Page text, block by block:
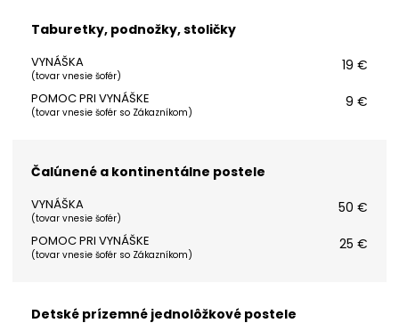
Taburetky, podnožky, stoličky
VYNÁŠKA
(tovar vnesie šofér)
19 €
POMOC PRI VYNÁŠKE
(tovar vnesie šofér so Zákazníkom)
9 €
Čalúnené a kontinentálne postele
VYNÁŠKA
(tovar vnesie šofér)
50 €
POMOC PRI VYNÁŠKE
(tovar vnesie šofér so Zákazníkom)
25 €
Detské prízemné jednolôžkové postele